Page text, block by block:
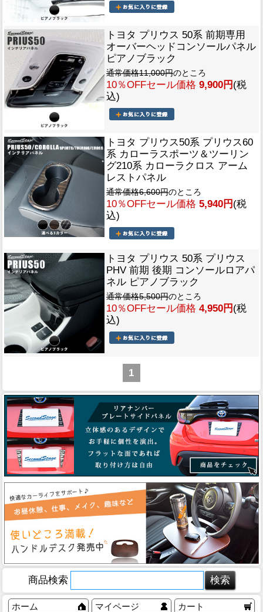
トヨタ プリウス 50系 前期専用
オーバーヘッドコンソールパネル
ピアノブラック
通常価格11,000円のところ
10％OFFセール価格 9,900円 (税
込)
トヨタ プリウス50系 プリウス60
系 カローラスポーツ＆ツーリン
グ210系 カローラクロス アーム
レストパネル
通常価格6,600円のところ
10％OFFセール価格 5,940円 (税
込)
トヨタ プリウス 50系 プリウス
PHV 前期 後期 コンソールロアパ
ネル ピアノブラック
通常価格5,500円のところ
10％OFFセール価格 4,950円 (税
込)
1
商品検索
ホーム マイページ カート